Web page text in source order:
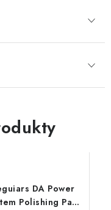
DA Power
Polishing Pad